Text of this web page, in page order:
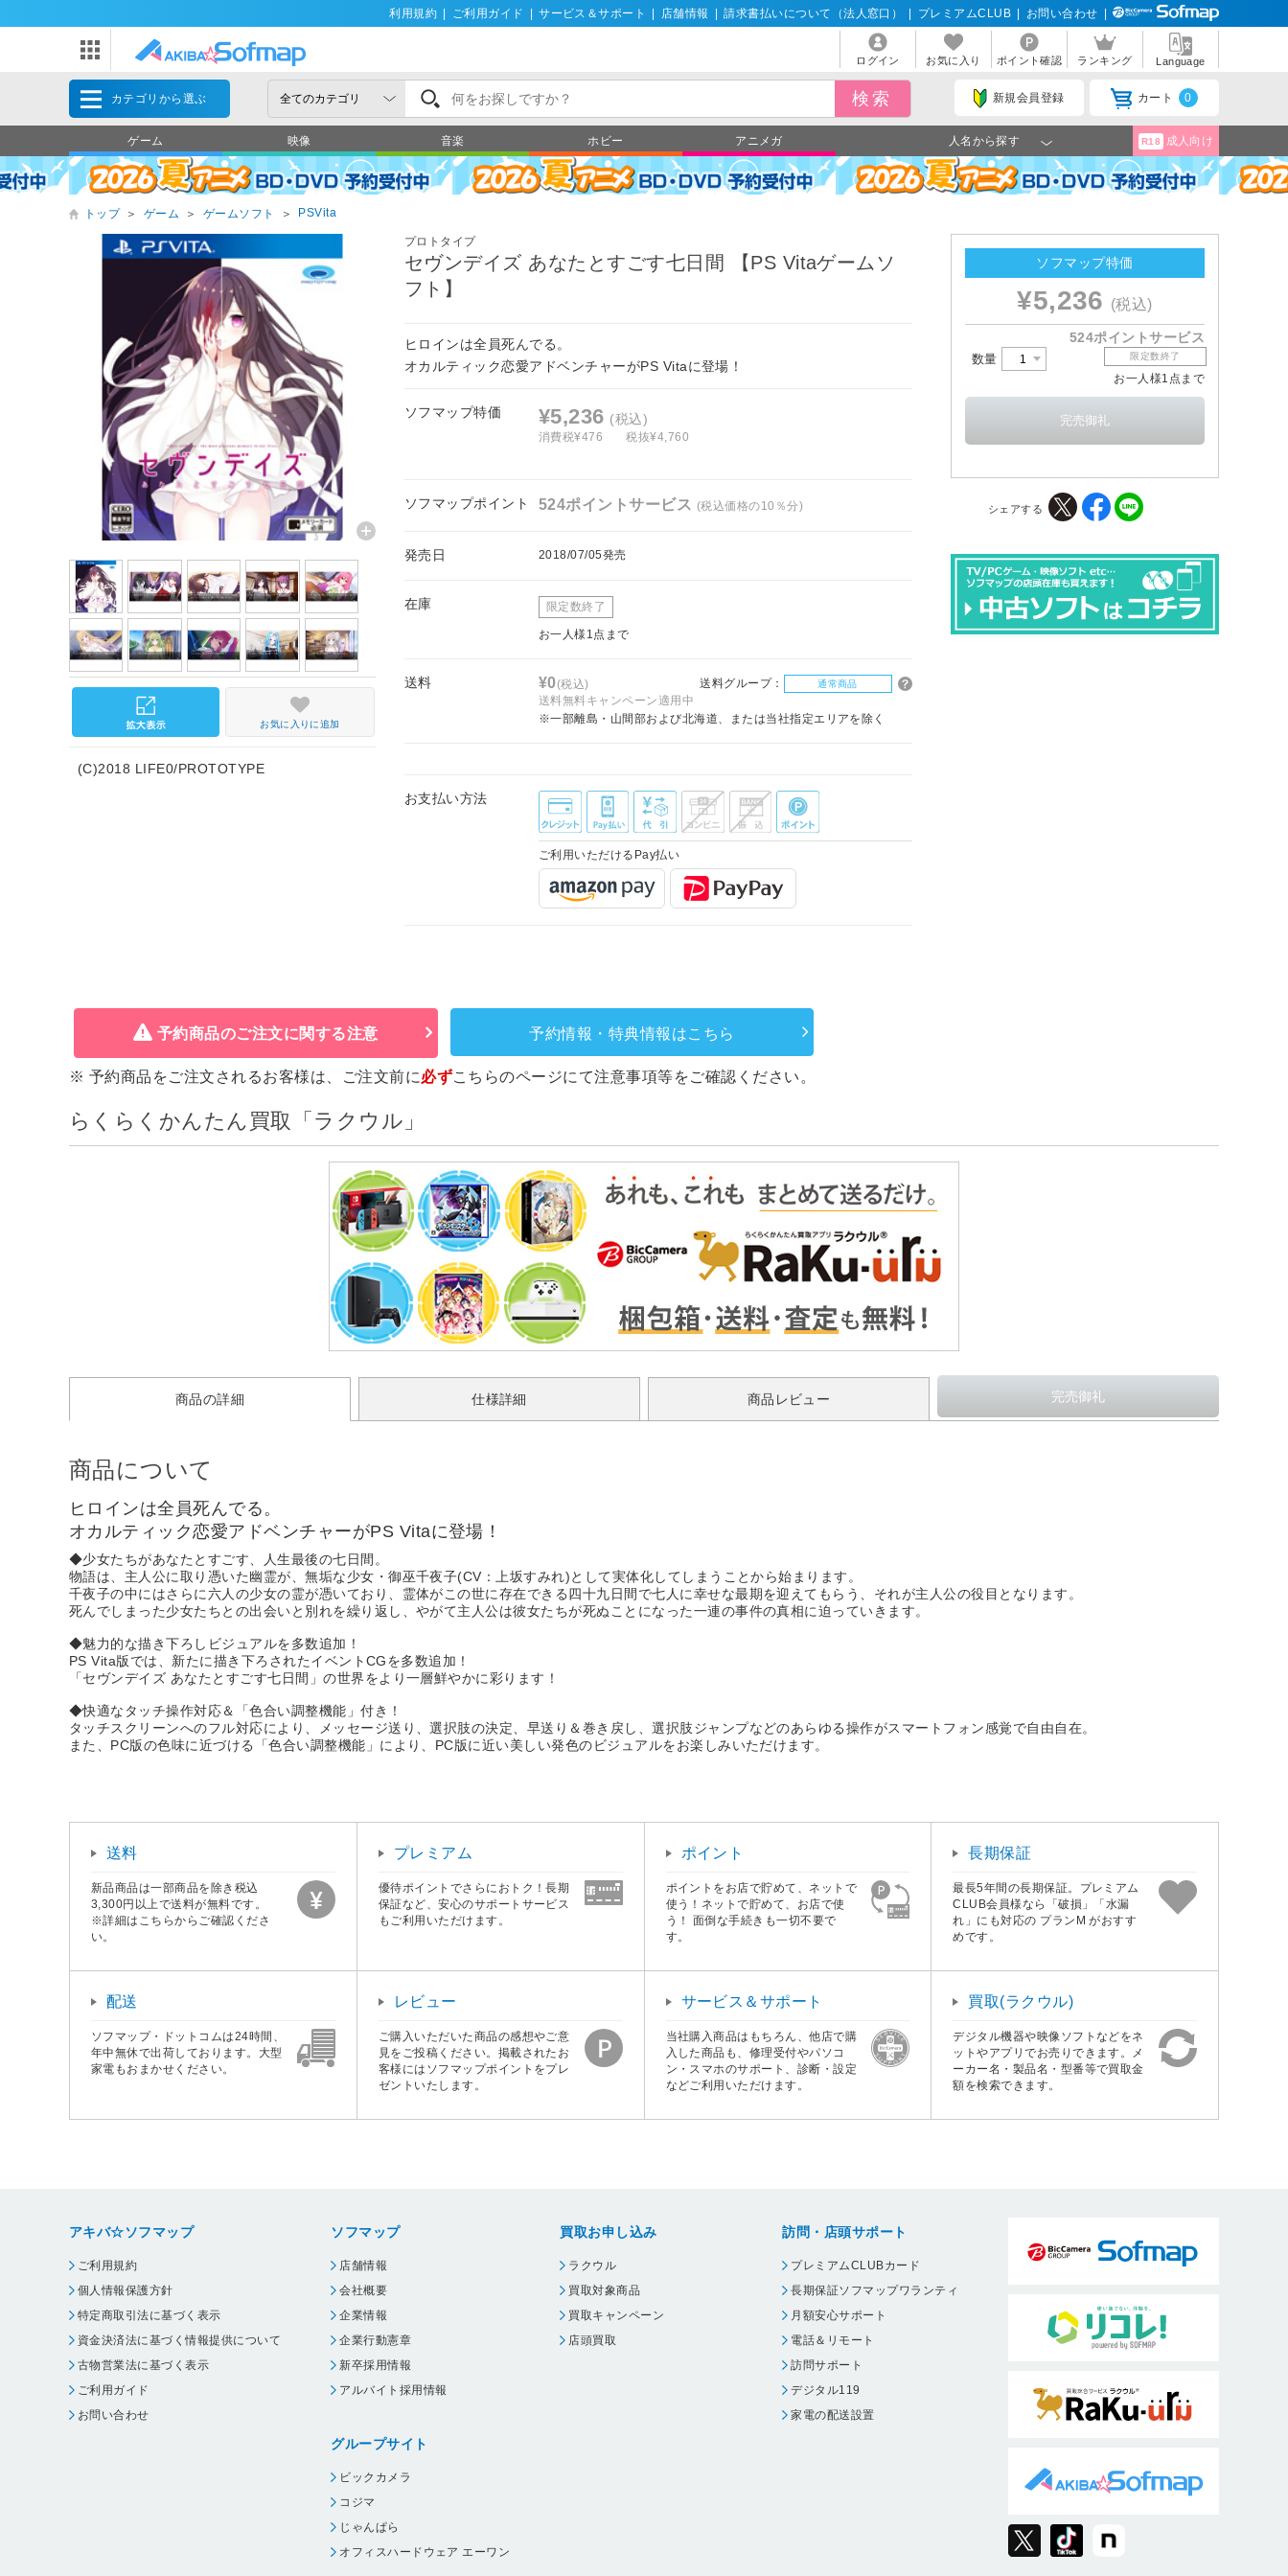
利用規約 ご利用ガイド サービス＆サポート 店舗情報 請求書払いについて（法人窓口） プレミアムCLUB お問い合わせ
ログイン お気に入り ポイント確認 ランキング Language
カテゴリから選ぶ 新規会員登録 カート 0
ゲーム 映像 音楽 ホビー アニメガ 人名から探す R18 成人向け
トップ ＞ ゲーム ＞ ゲームソフト ＞ PSVita
プロトタイプ
セヴンデイズ あなたとすごす七日間 【PS Vitaゲームソ
フト】
ヒロインは全員死んでる。
オカルティック恋愛アドベンチャーがPS Vitaに登場！
ソフマップ特価 ¥5,236 (税込)
消費税¥476 税抜¥4,760
ソフマップポイント 524ポイントサービス (税込価格の10％分)
発売日 2018/07/05発売
在庫 限定数終了
お一人様1点まで
送料 ¥0(税込) 送料グループ： 通常商品
送料無料キャンペーン適用中
※一部離島・山間部および北海道、または当社指定エリアを除く
お支払い方法
ご利用いただけるPay払い
お気に入りに追加
(C)2018 LIFE0/PROTOTYPE
ソフマップ特価
¥5,236 (税込)
524ポイントサービス
数量 限定数終了
お一人様1点まで
シェアする
予約商品のご注文に関する注意 予約情報・特典情報はこちら
※ 予約商品をご注文されるお客様は、ご注文前に必ずこちらのページにて注意事項等をご確認ください。
らくらくかんたん買取「ラクウル」
商品の詳細 仕様詳細 商品レビュー
商品について
ヒロインは全員死んでる。
オカルティック恋愛アドベンチャーがPS Vitaに登場！
◆少女たちがあなたとすごす、人生最後の七日間。
物語は、主人公に取り憑いた幽霊が、無垢な少女・御巫千夜子(CV：上坂すみれ)として実体化してしまうことから始まります。
千夜子の中にはさらに六人の少女の霊が憑いており、霊体がこの世に存在できる四十九日間で七人に幸せな最期を迎えてもらう、それが主人公の役目となります。
死んでしまった少女たちとの出会いと別れを繰り返し、やがて主人公は彼女たちが死ぬことになった一連の事件の真相に迫っていきます。
◆魅力的な描き下ろしビジュアルを多数追加！
PS Vita版では、新たに描き下ろされたイベントCGを多数追加！
「セヴンデイズ あなたとすごす七日間」の世界をより一層鮮やかに彩ります！
◆快適なタッチ操作対応＆「色合い調整機能」付き！
タッチスクリーンへのフル対応により、メッセージ送り、選択肢の決定、早送り＆巻き戻し、選択肢ジャンプなどのあらゆる操作がスマートフォン感覚で自由自在。
また、PC版の色味に近づける「色合い調整機能」により、PC版に近い美しい発色のビジュアルをお楽しみいただけます。
送料
新品商品は一部商品を除き税込
3,300円以上で送料が無料です。
※詳細はこちらからご確認くださ
い。
プレミアム
優待ポイントでさらにおトク！長期
保証など、安心のサポートサービス
もご利用いただけます。
ポイント
ポイントをお店で貯めて、ネットで
使う！ネットで貯めて、お店で使
う！ 面倒な手続きも一切不要で
す。
長期保証
最長5年間の長期保証。プレミアム
CLUB会員様なら「破損」「水漏
れ」にも対応の プランM がおすす
めです。
配送
ソフマップ・ドットコムは24時間、
年中無休で出荷しております。大型
家電もおまかせください。
レビュー
ご購入いただいた商品の感想やご意
見をご投稿ください。掲載されたお
客様にはソフマップポイントをプレ
ゼントいたします。
サービス＆サポート
当社購入商品はもちろん、他店で購
入した商品も、修理受付やパソコ
ン・スマホのサポート、診断・設定
などご利用いただけます。
買取(ラクウル)
デジタル機器や映像ソフトなどをネ
ットやアプリでお売りできます。メ
ーカー名・製品名・型番等で買取金
額を検索できます。
アキバ☆ソフマップ
ご利用規約
個人情報保護方針
特定商取引法に基づく表示
資金決済法に基づく情報提供について
古物営業法に基づく表示
ご利用ガイド
お問い合わせ
ソフマップ
店舗情報
会社概要
企業情報
企業行動憲章
新卒採用情報
アルバイト採用情報
グループサイト
ビックカメラ
コジマ
じゃんぱら
オフィスハードウェア エーワン
買取お申し込み
ラクウル
買取対象商品
買取キャンペーン
店頭買取
訪問・店頭サポート
プレミアムCLUBカード
長期保証ソフマップワランティ
月額安心サポート
電話＆リモート
訪問サポート
デジタル119
家電の配送設置